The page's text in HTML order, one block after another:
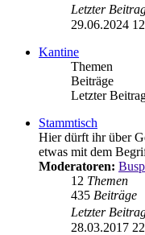
Letzter
29.06.2024
Kantine
Themen
Beiträge
Letzter
Stammtisch
Hier dürft ihr über
etwas mit dem
Moderatoren:
12 Themen
435 Beiträge
Letzter
28.03.2017